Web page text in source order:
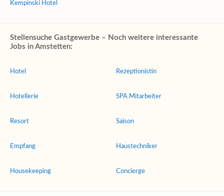
Kempinski Hotel
Stellensuche Gastgewerbe – Noch weitere interessante
Jobs in Amstetten:
Hotel
Hotellerie
Resort
Empfang
Housekeeping
Rezeptionistin
SPA Mitarbeiter
Saison
Haustechniker
Concierge